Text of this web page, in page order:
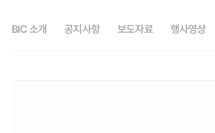
BIC 소개 공지사항 보도자료 행사영상